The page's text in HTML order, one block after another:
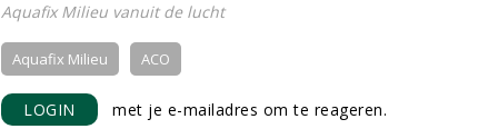
Aquafix Milieu vanuit de lucht
Aquafix Milieu ACO
LOGIN met je e-mailadres om te reageren.